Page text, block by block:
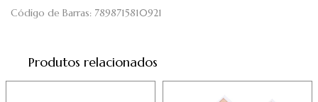
Código de Barras: 7898715810921
Produtos relacionados